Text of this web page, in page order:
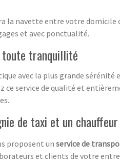
la navette entre votre
et avec ponctualité.
tranquillité
avec la plus grande sérénité
ce service de qualité et
de taxi et un
proposent un service de
et clients de votre